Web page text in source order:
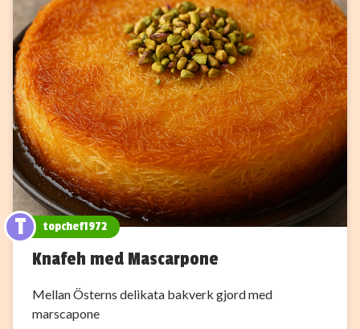
T topchef1972
Knafeh med Mascarpone
Mellan Österns delikata bakverk gjord med
marscapone